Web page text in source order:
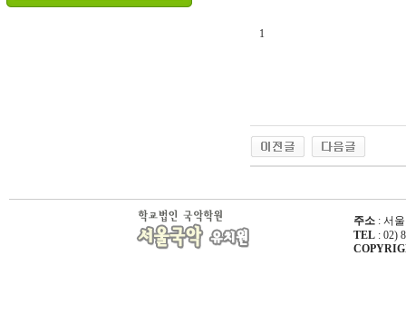
1
주소 : 서
TEL : 02)